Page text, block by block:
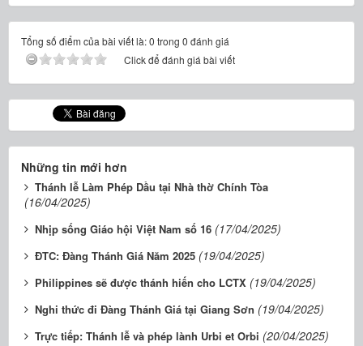
Tổng số điểm của bài viết là: 0 trong 0 đánh giá
Click để đánh giá bài viết
Những tin mới hơn
Thánh lễ Làm Phép Dầu tại Nhà thờ Chính Tòa
(16/04/2025)
Nhịp sống Giáo hội Việt Nam số 16 (17/04/2025)
ĐTC: Đàng Thánh Giá Năm 2025 (19/04/2025)
Philippines sẽ được thánh hiến cho LCTX (19/04/2025)
Nghi thức đi Đàng Thánh Giá tại Giang Sơn (19/04/2025)
Trực tiếp: Thánh lễ và phép lành Urbi et Orbi (20/04/2025)